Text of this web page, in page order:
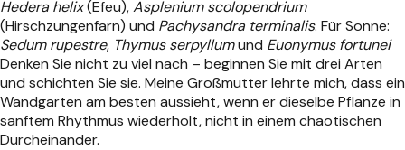
Hedera helix(Efeu),Asplenium scolopendrium
(Hirschzungenfarn) und Pachysandra terminalis. Für Sonne:
Sedum rupestre, Thymus serpyllumund Euonymus fortunei
Denken Sie nicht zu viel nach – beginnen Sie mit drei Arten
und schichten Sie sie. Meine Großmutter lehrte mich, dass ein
Wandgarten am besten aussieht, wenn er dieselbe Pflanze in
sanftem Rhythmus wiederholt, nicht in einem chaotischen
Durcheinander.